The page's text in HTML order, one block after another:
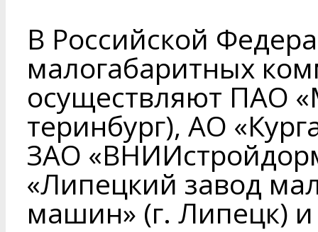
В Российской
малогабаритных
осуществляют ПАО
теринбург), АО
ЗАО
«Липецкий завод
машин» (г. Липецк)